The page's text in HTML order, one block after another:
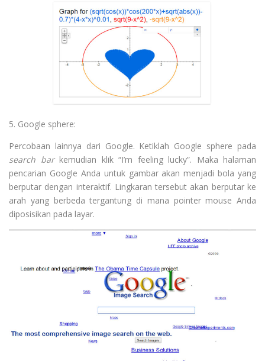
5. Google sphere:
Percobaan lainnya dari Google. Ketiklah Google sphere pada
search barkemudian klik “I’m feeling lucky”. Maka halaman
pencarian Google Anda untuk gambar akan menjadi bola yang
berputar dengan interaktif. Lingkaran tersebut akan berputar ke
arah yang berbeda tergantung di mana pointer mouse Anda
diposisikan pada layar.